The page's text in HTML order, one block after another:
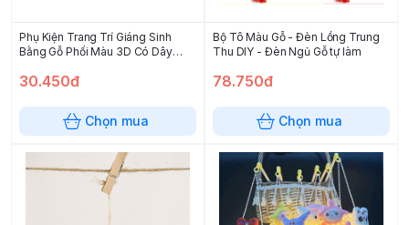
Phụ Kiện Trang Trí Giáng Sinh
Bằng Gỗ Phối Màu 3D Có Dây
30.450đ
Chọn mua
Bộ Tô Màu Gỗ - Đèn Lồng Trung
Thu DIY - Đèn Ngủ Gỗ tự làm
78.750đ
Chọn mua